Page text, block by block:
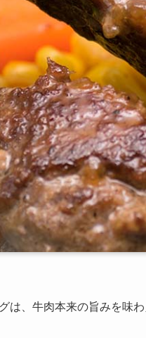
は、牛肉本来の旨みを味